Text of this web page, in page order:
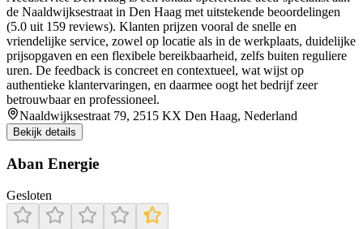
de Naaldwijksestraat in Den Haag met uitstekende beoordelingen
(5.0 uit 159 reviews). Klanten prijzen vooral de snelle en
vriendelijke service, zowel op locatie als in de werkplaats, duidelijke
prijsopgaven en een flexibele bereikbaarheid, zelfs buiten reguliere
uren. De feedback is concreet en contextueel, wat wijst op
authentieke klantervaringen, en daarmee oogt het bedrijf zeer
betrouwbaar en professioneel.
Naaldwijksestraat 79, 2515 KX Den Haag, Nederland
Bekijk details
Aban Energie
Gesloten